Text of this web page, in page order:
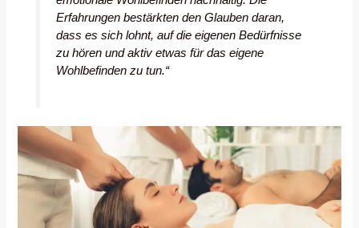
Erfahrungen bestärkten den Glauben daran,
dass es sich lohnt, auf die eigenen Bedürfnisse
zu hören und aktiv etwas für das eigene
Wohlbefinden zu tun.“